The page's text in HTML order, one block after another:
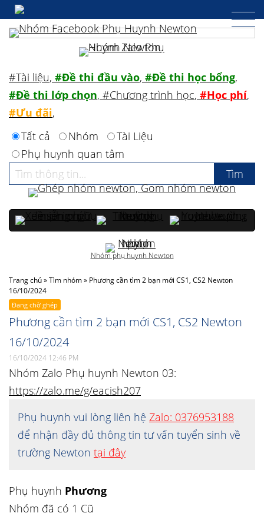
Trang chủ»Tìm nhóm» Phương cần tìm 2 bạn mới CS1, CS2 Newton
16/10/2024
Đang chờ ghép
Phương cần tìm 2 bạn mới CS1, CS2 Newton
16/10/2024
16/10/2024 12:46 PM
Nhóm Zalo Phụ huynh Newton 03:
https://zalo.me/g/eacish207
Phụ huynh vui lòng liên hệ Zalo: 0376953188
để nhận đầy đủ thông tin tư vấn tuyển sinh về
trường Newton tại đây
Phụ huynh Phương
Nhóm đã có 1 Cũ
#Tài liệu, #Đề thi đầu vào, #Đề thi học bổng,
#Đề thi lớp chọn, #Chương trình học, #Học phí,
#Ưu đãi,
Tất cả
Nhóm
Tài Liệu
Phụ huynh quan tâm
Nhóm phụ huynh Newton